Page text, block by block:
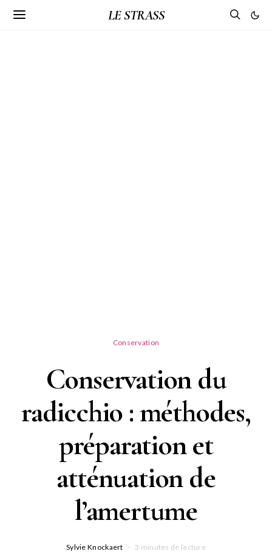
LE STRASS
Conservation
Conservation du
radicchio : méthodes,
préparation et
atténuation de
l’amertume
Sylvie Knockaert 3 minutes de lecture